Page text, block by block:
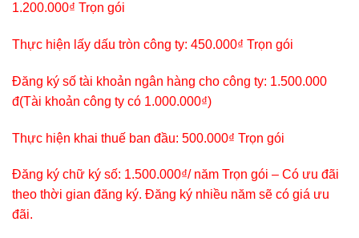
1.200.000₫ Trọn gói
Thực hiện lấy dấu tròn công ty: 450.000₫ Trọn gói
Đăng ký số tài khoản ngân hàng cho công ty: 1.500.000
đ(Tài khoản công ty có 1.000.000₫)
Thực hiện khai thuế ban đầu: 500.000₫ Trọn gói
Đăng ký chữ ký số: 1.500.000₫/ năm Trọn gói – Có ưu đãi
theo thời gian đăng ký. Đăng ký nhiều năm sẽ có giá ưu
đãi.